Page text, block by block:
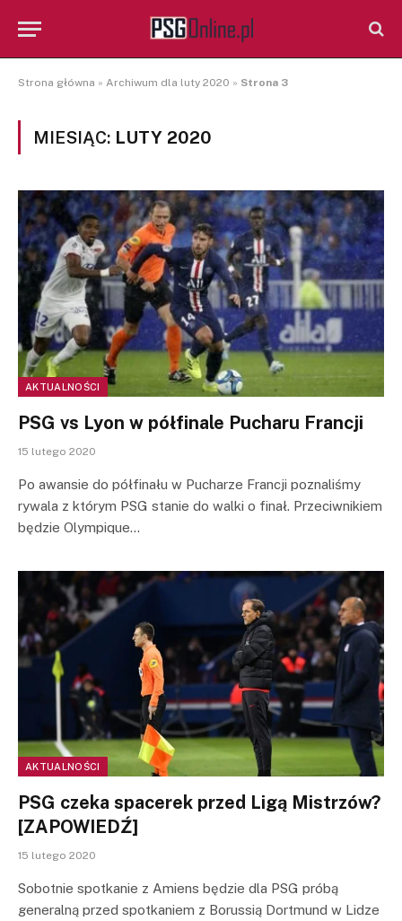
Strona główna » Archiwum dla luty 2020 » Strona 3
MIESIĄC: LUTY 2020
AKTUALNOŚCI
PSG vs Lyon w półfinale Pucharu Francji
15 lutego 2020
Po awansie do półfinału w Pucharze Francji poznaliśmy
rywala z którym PSG stanie do walki o finał. Przeciwnikiem
będzie Olympique…
AKTUALNOŚCI
PSG czeka spacerek przed Ligą Mistrzów?
[ZAPOWIEDŹ]
15 lutego 2020
Sobotnie spotkanie z Amiens będzie dla PSG próbą
generalną przed spotkaniem z Borussią Dortmund w Lidze